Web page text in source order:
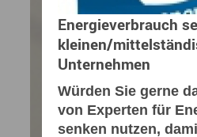
Energieverbrauch
kleinen/
Unternehmen
Würden Sie gerne
von Experten für
senken nutzen,